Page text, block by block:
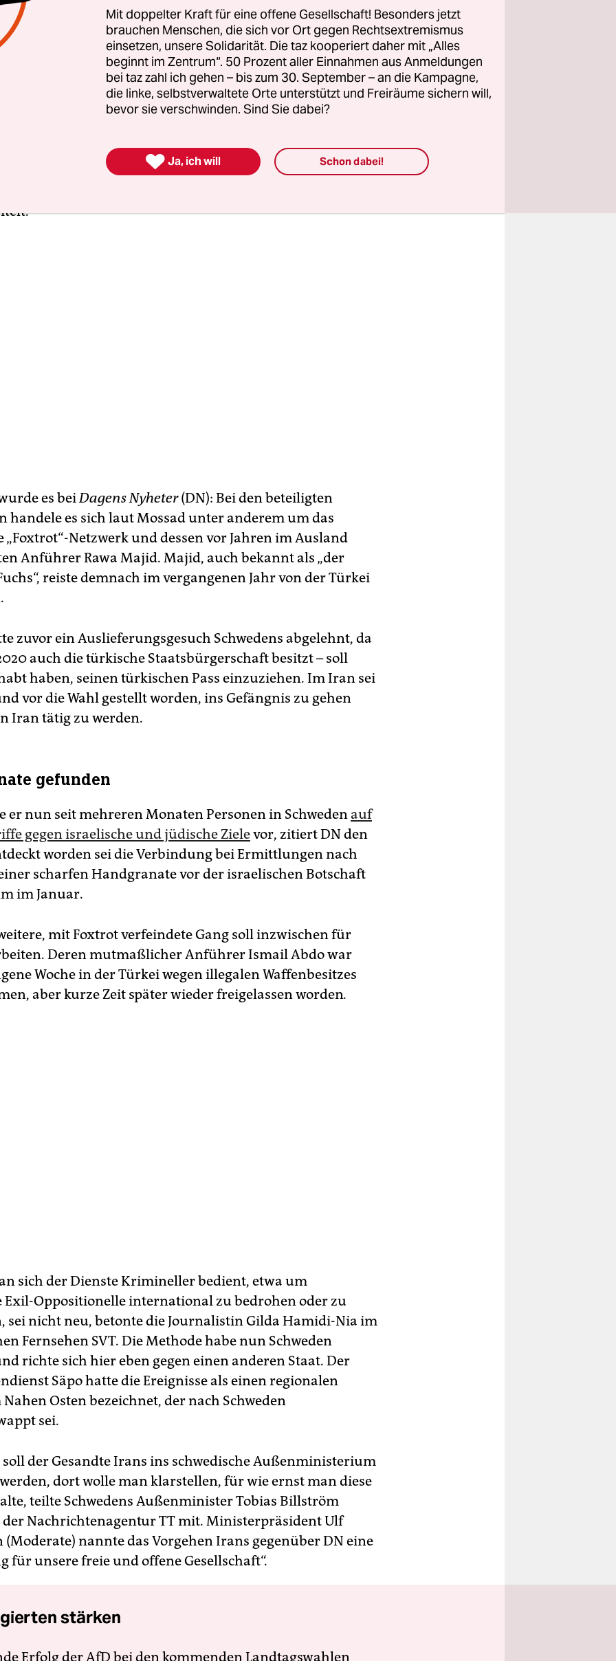
Informationen des israelischen Geheimdienstes
am Donnerstag die ZeitungDagens Nyheter(DN),
Nachrichtendienst Säpo bestätigte: Kriminelle
in Schweden werden vom Iran als Stellvertreter für seine
genutzt. „In den bekannten Fällen sind sehr junge
auf einer Pressekonferenz. Weiter wollte er nicht ins
und berief sich auf die laufenden Ermittlungen. Aber
es beiDagens Nyheter(DN): Bei den beteiligten
handele es sich laut Mossad unter anderem um das
Netzwerk und dessen vor Jahren im Ausland
Anführer Rawa Majid. Majid, auch bekannt als „der
reiste demnach im vergangenen Jahr von der Türkei
zuvor ein Auslieferungsgesuch Schwedens abgelehnt, da
auch die türkische Staatsbürgerschaft besitzt – soll
haben, seinen türkischen Pass einzuziehen. Im Iran sei
vor die Wahl gestellt worden, ins Gefängnis zu gehen
Iran tätig zu werden.
gefunden
er nun seit mehreren Monaten Personen in Schweden auf
gegen israelische und jüdische Zielevor, zitiert DN den
worden sei die Verbindung bei Ermittlungen nach
scharfen Handgranate vor der israelischen Botschaft
im Januar.
mit Foxtrot verfeindete Gang soll inzwischen für
Deren mutmaßlicher Anführer Ismail Abdo war
Woche in der Türkei wegen illegalen Waffenbesitzes
aber kurze Zeit später wieder freigelassen worden.
sich der Dienste Krimineller bedient, etwa um
Exil-Oppositionelle international zu bedrohen oder zu
sei nicht neu, betonte die Journalistin Gilda Hamidi-Nia im
Fernsehen SVT. Die Methode habe nun Schweden
richte sich hier eben gegen einen anderen Staat. Der
Säpo hatte die Ereignisse als einen regionalen
Osten bezeichnet, der nach Schweden
sei.
der Gesandte Irans ins schwedische Außenministerium
dort wolle man klarstellen, für wie ernst man diese
teilte Schwedens Außenminister Tobias Billström
der Nachrichtenagentur TT mit. Ministerpräsident Ulf
(Moderate) nannte das Vorgehen Irans gegenüber DN eine
für unsere freie und offene Gesellschaft“.
stärken
Erfolg der AfD bei den kommenden Landtagswahlen
Mit doppelter Kraft für eine offene Gesellschaft! Besonders jetzt
brauchen Menschen, die sich vor Ort gegen Rechtsextremismus
einsetzen, unsere Solidarität. Die taz kooperiert daher mit „Alles
beginnt im Zentrum“. 50 Prozent aller Einnahmen aus Anmeldungen
bei taz zahl ich gehen – bis zum 30. September – an die Kampagne,
die linke, selbstverwaltete Orte unterstützt und Freiräume sichern will,
bevor sie verschwinden. Sind Sie dabei?
 Ja, ich will Schon dabei!